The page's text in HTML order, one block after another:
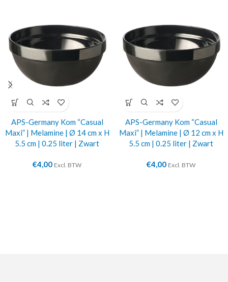
APS-Germany Kom “Casual
Maxi” | Melamine | Ø 14 cm x H
5.5 cm | 0.25 liter | Zwart
€4,00 Excl. BTW
APS-Germany Kom “Casual
Maxi” | Melamine | Ø 12 cm x H
5.5 cm | 0.25 liter | Zwart
€4,00 Excl. BTW